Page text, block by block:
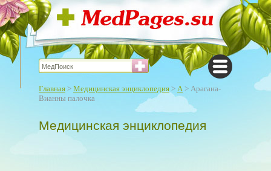
Главная > Медицинская энциклопедия > А> Арагана-
Вианны палочка
Медицинская энциклопедия